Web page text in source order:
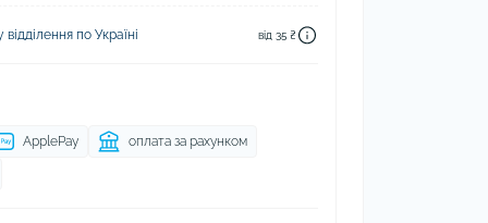
по Україні від 35 ₴
ApplePay оплата за рахунком